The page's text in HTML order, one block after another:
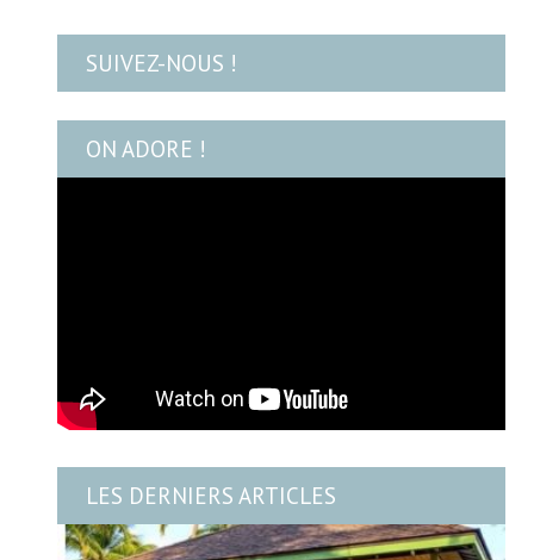
SUIVEZ-NOUS !
ON ADORE !
LES DERNIERS ARTICLES